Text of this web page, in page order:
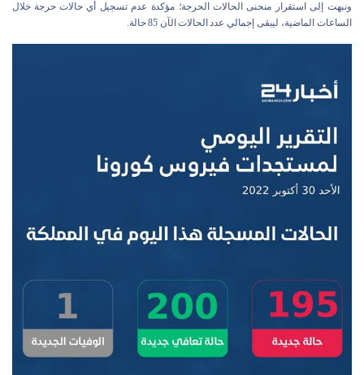
ونبهت إلى استقرار منحنى الحالات الحرجة؛ مؤكدة عدم تسجيل أي حالات حرجة خلال
الساعات الماضية، ليبقى إجمالي عدد الحالات الآن 85 حالة.